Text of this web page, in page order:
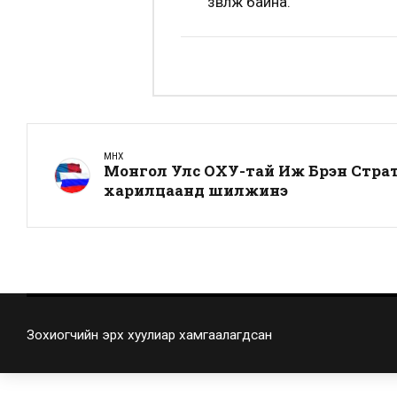
ӨМНӨХ
Монгол Улс ОХУ-тай Иж Бүрэн
харилцаанд шилжинэ
Зохиогчийн эрх хуулиар хамгаалагдсан